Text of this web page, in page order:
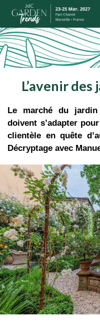
L’avenir
Le marché du jardin
doivent s’adapter
clientèle en quête
Décryptage avec